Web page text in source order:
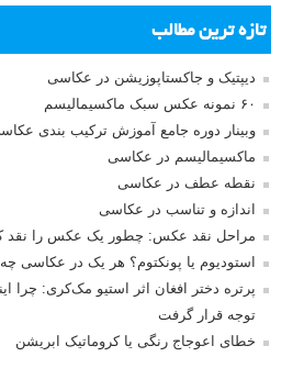
تازه ترین مطالب
دیپتیک و جاکستا‌پوزیشن در عکاسی
۶۰ نمونه عکس سبک ماکسیمالیسم
وبینار دوره جامع آموزش ترکیب بندی
ماکسیمالیسم در عکاسی
نقطه عطف در عکاسی
اندازه و تناسب در عکاسی
مراحل نقد عکس: چطور یک عکس را نقد
استودیوم یا پونکتوم؟ هر یک در عکاسی
پرتره دختر افغان اثر استیو مک‌کری: چرا
توجه قرار گرفت
خطای اعوجاج رنگی یا کروماتیک ابریشن